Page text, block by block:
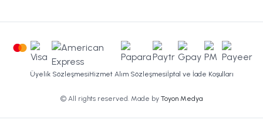
Üyelik SözleşmesiHizmet Alım Sözleşmesiİptal ve İade Koşulları
© All rights reserved. Made by Toyon Medya